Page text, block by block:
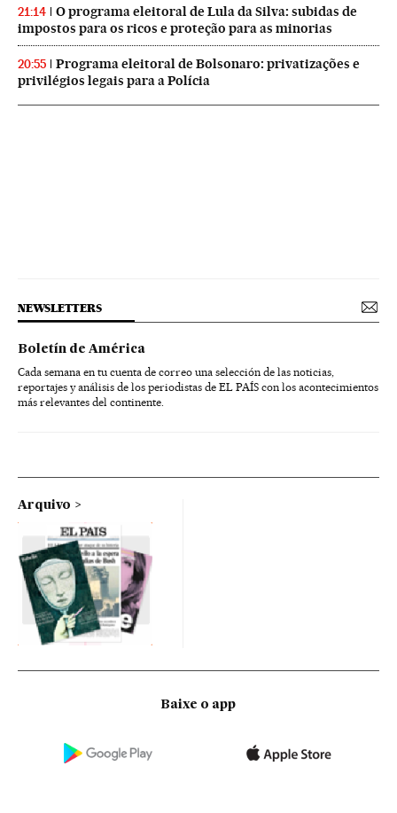
21:14
O programa eleitoral de Lula da Silva: subidas de
impostos para os ricos e proteção para as minorias
20:55
Programa eleitoral de Bolsonaro: privatizações e
privilégios legais para a Polícia
NEWSLETTERS
Boletín de América
Cada semana en tu cuenta de correo una selección de las noticias,
reportajes y análisis de los periodistas de EL PAÍS con los acontecimientos
más relevantes del continente.
Arquivo
Baixe o app